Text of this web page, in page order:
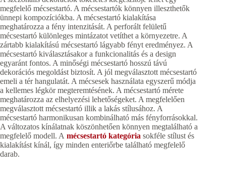
megfelelő mécsestartó. A mécsestartók könnyen illeszthetők
ünnepi kompozíciókba. A mécsestartó kialakítása
meghatározza a fény intenzitását. A perforált felületű
mécsestartó különleges mintázatot vetíthet a környezetre. A
zártabb kialakítású mécsestartó lágyabb fényt eredményez. A
mécsestartó kiválasztásakor a funkcionalitás és a design
egyaránt fontos. A minőségi mécsestartó hosszú távú
dekorációs megoldást biztosít. A jól megválasztott mécsestartó
emeli a tér hangulatát. A mécsesek használata egyszerű módja
a kellemes légkör megteremtésének. A mécsestartó mérete
meghatározza az elhelyezési lehetőségeket. A megfelelően
megválasztott mécsestartó illik a lakás stílusához. A
mécsestartó harmonikusan kombinálható más fényforrásokkal.
A változatos kínálatnak köszönhetően könnyen megtalálható a
megfelelő modell. A mécsestartó kategória sokféle stílust és
kialakítást kínál, így minden enteriőrbe található megfelelő
darab.